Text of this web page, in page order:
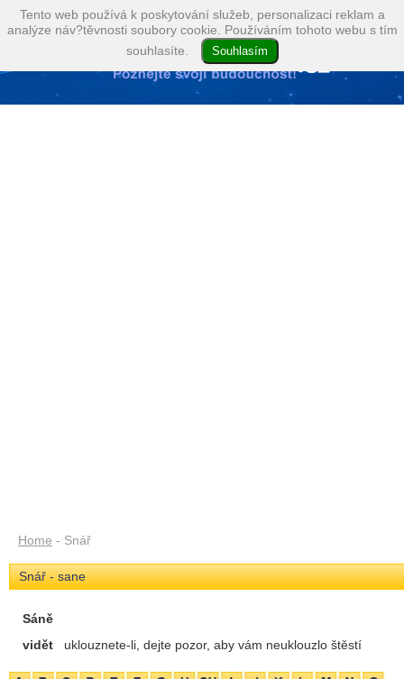
Home - Snář
Snář - sane
Sáně
vidět
uklouznete-li, dejte pozor, aby vám neuklouzlo štěstí
Tento web používá k poskytování služeb, personalizaci reklam a
analýze náv?těvnosti soubory cookie. Používáním tohoto webu s tím
souhlasíte.